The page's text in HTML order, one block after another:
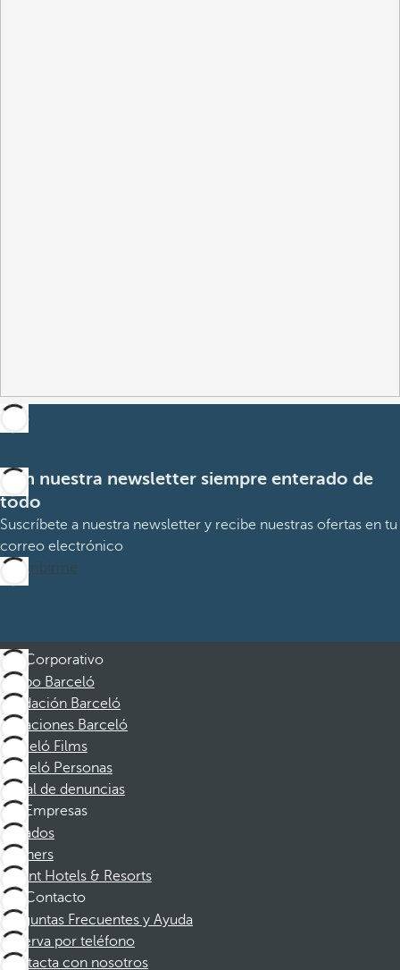
Con nuestra newsletter siempre enterado de
todo
Suscríbete a nuestra newsletter y recibe nuestras ofertas en tu
correo electrónico
Suscribirme
Corporativo
Grupo Barceló
Fundación Barceló
Vacaciones Barceló
Barceló Films
Barceló Personas
Canal de denuncias
Empresas
Afiliados
Partners
Dorint Hotels & Resorts
Contacto
Preguntas Frecuentes y Ayuda
Reserva por teléfono
Contacta con nosotros